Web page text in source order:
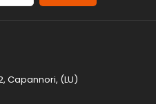
Capannori, (LU)